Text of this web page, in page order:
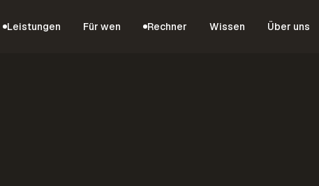
Leistungen Für wen Rechner Wissen Über uns